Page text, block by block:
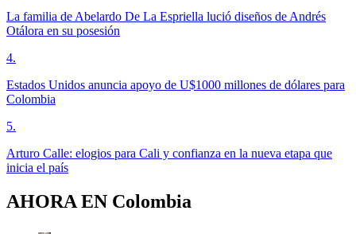
La familia de Abelardo De La Espriella lució diseños de Andrés
Otálora en su posesión
4.
Estados Unidos anuncia apoyo de U$1000 millones de dólares para
Colombia
5.
Arturo Calle: elogios para Cali y confianza en la nueva etapa que
inicia el país
AHORA EN Colombia